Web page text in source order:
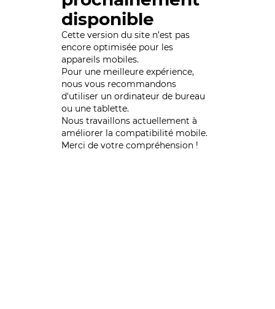
disponible
Cette version du site n’est pas
encore optimisée pour les
appareils mobiles.
Pour une meilleure expérience,
nous vous recommandons
d'utiliser un ordinateur de bureau
ou une tablette.
Nous travaillons actuellement à
améliorer la compatibilité mobile.
Merci de votre compréhension !